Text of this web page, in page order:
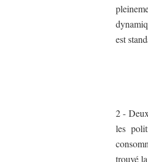
est
2 -
les
trouvé